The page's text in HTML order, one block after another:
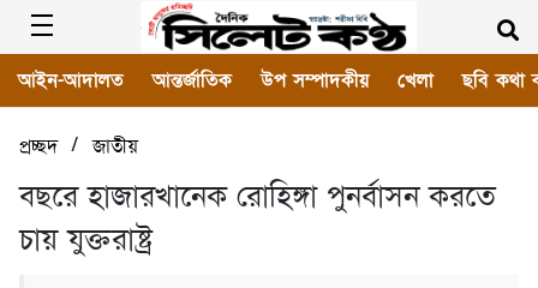
আইন-আদালত আন্তর্জাতিক উপ সম্পাদকীয় খেলা ছবি কথা
প্রচ্ছদ/জাতীয়
বছরে হাজারখানেক রোহিঙ্গা পুনর্বাসন করতে
চায় যুক্তরাষ্ট্র